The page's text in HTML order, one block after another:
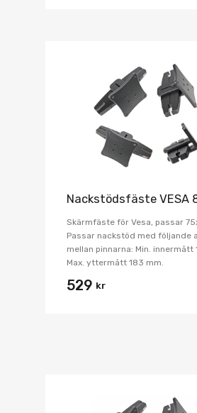
Nackstödsfäste VESA
Skärmfäste för Vesa, passar
Passar nackstöd med följande
mellan pinnarna: Min. innermått
Max. yttermått 183 mm.
529 kr